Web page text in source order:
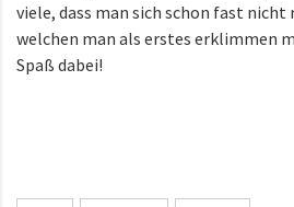
viele, dass man sich schon fast
welchen man als erstes erklimmen
Spaß dabei!